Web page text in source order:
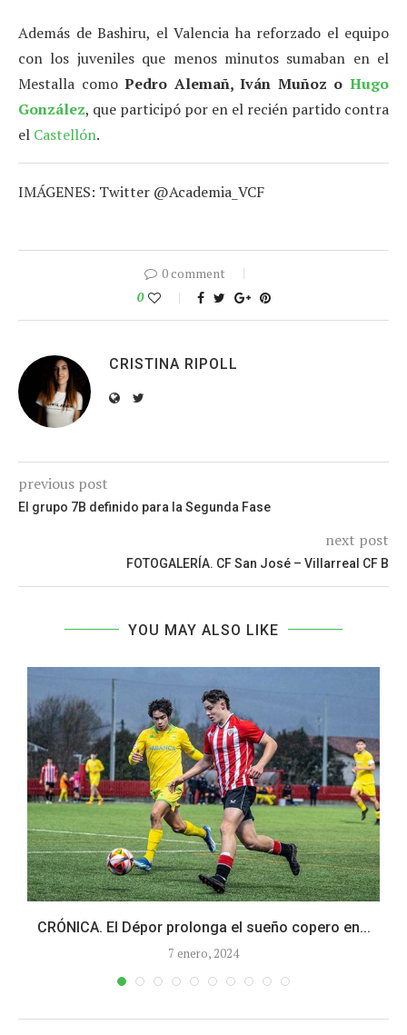
Además de Bashiru, el Valencia ha reforzado el equipo
con los juveniles que menos minutos sumaban en el
Mestalla comoPedro Alemañ, Iván Muñoz oHugo
González, que participó por en el recién partido contra
el Castellón.
IMÁGENES: Twitter @Academia_VCF
0 comment
0
CRISTINA RIPOLL
previous post
El grupo 7B definido para la Segunda Fase
next post
FOTOGALERÍA. CF San José – Villarreal CF B
YOU MAY ALSO LIKE
CRÓNICA. El Dépor prolonga el sueño copero en...
7 enero, 2024